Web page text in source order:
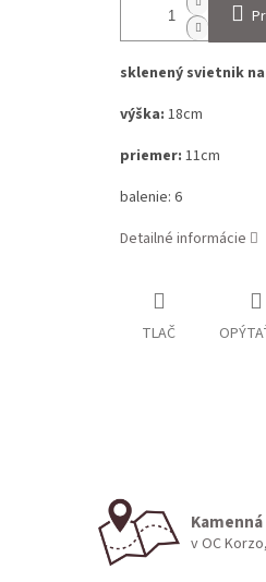
sklenený svietnik
výška: 18cm
priemer: 11cm
balenie: 6
Detailné informácie
TLAČ
v OC